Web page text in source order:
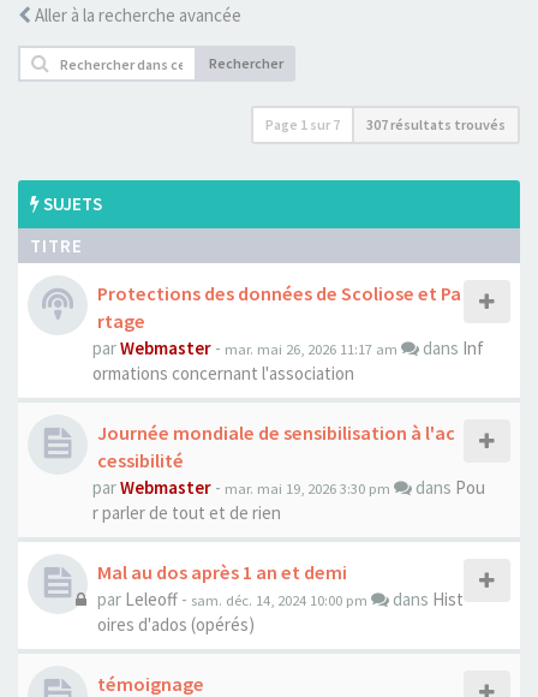
Aller à la recherche avancée
Rechercher
Page 1 sur 7 307 résultats trouvés
SUJETS
TITRE
Protections des données de Scoliose et Pa
rtage
parWebmaster - mar. mai 26, 2026 11:17 am dans Inf
ormations concernant l'association
Journée mondiale de sensibilisation à l'ac
cessibilité
parWebmaster - mar. mai 19, 2026 3:30 pm dans Pou
r parler de tout et de rien
Mal au dos après 1 an et demi
par Leleoff - sam. déc. 14, 2024 10:00 pm dans Hist
oires d'ados (opérés)
témoignage